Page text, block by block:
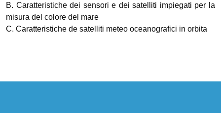
B. Caratteristiche dei sensori e dei satelliti impiegati per la
misura del colore del mare
C. Caratteristiche de satelliti meteo oceanografici in orbita